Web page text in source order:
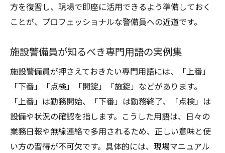
方を復習し、現場で即座に活用できるよう準備しておく
ことが、プロフェッショナルな警備員への近道です。
施設警備員が知るべき専門用語の実例集
施設警備員が押さえておきたい専門用語には、「上番」
「下番」「点検」「開錠」「施錠」などがあります。
「上番」は勤務開始、「下番」は勤務終了、「点検」は
設備や状況の確認を指します。こうした用語は、日々の
業務日報や無線連絡で多用されるため、正しい意味と使
い方の習得が不可欠です。具体的には、現場マニュアル